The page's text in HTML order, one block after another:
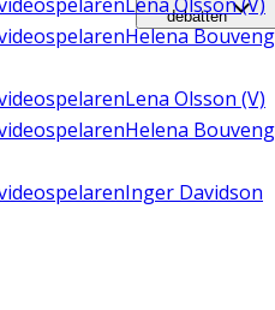
Helena Bouveng
Lena Olsson (V)
Helena Bouveng
Inger Davidson
debatten